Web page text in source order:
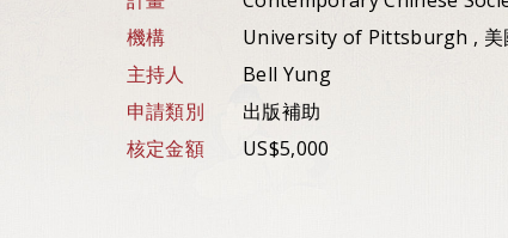
機構
University of Pittsburgh , 美
主持人
Bell Yung
申請類別
出版補助
核定金額
US$5,000